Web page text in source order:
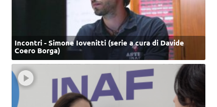
Incontri - Simone Iovenitti (serie a cura di Davide
Coero Borga)